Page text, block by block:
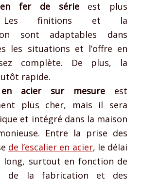
fer de sérieest plus
Les finitions et la
sont adaptables dans
les situations et l’offre en
complète. De plus, la
rapide.
en acier sur mesure est
plus cher, mais il sera
et intégré dans la maison
Entre la prise des
de l’escalier en acier, le délai
surtout en fonction de
de la fabrication et des